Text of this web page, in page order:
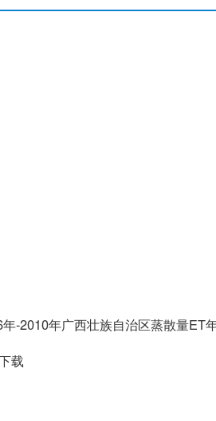
-2010年广西壮族自治区蒸散量ET
载